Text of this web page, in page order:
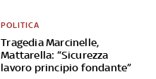
Tragedia Marcinelle,
Mattarella: “Sicurezza
lavoro principio fondante”
POLITICA